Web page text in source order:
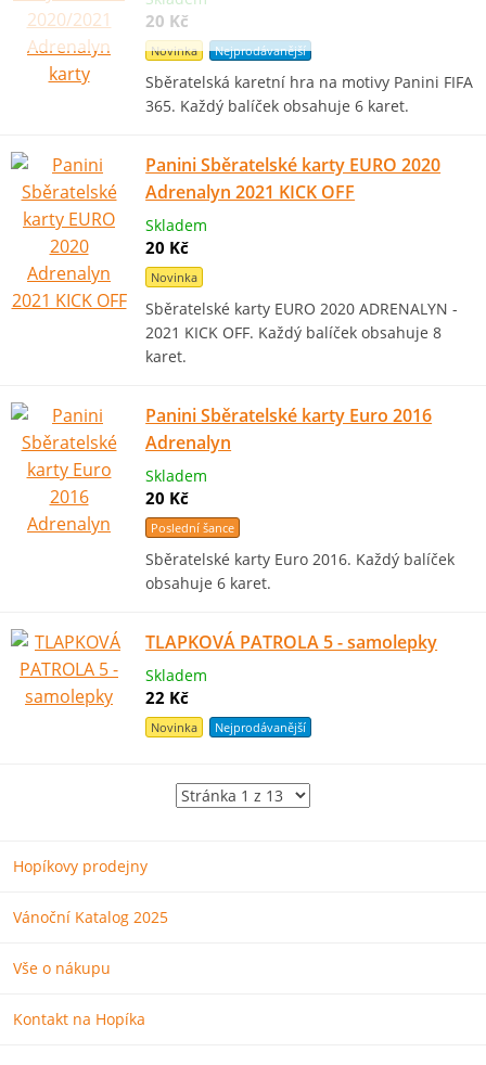
20 Kč
Novinka Nejprodávanější
Sběratelská karetní hra na motivy Panini FIFA
365. Každý balíček obsahuje 6 karet.
Panini Sběratelské karty EURO 2020
Adrenalyn 2021 KICK OFF
Skladem
20 Kč
Novinka
Sběratelské karty EURO 2020 ADRENALYN -
2021 KICK OFF. Každý balíček obsahuje 8
karet.
Panini Sběratelské karty Euro 2016
Adrenalyn
Skladem
20 Kč
Poslední šance
Sběratelské karty Euro 2016. Každý balíček
obsahuje 6 karet.
TLAPKOVÁ PATROLA 5 - samolepky
Skladem
22 Kč
Novinka Nejprodávanější
Hopíkovy prodejny
Vánoční Katalog 2025
Vše o nákupu
Kontakt na Hopíka